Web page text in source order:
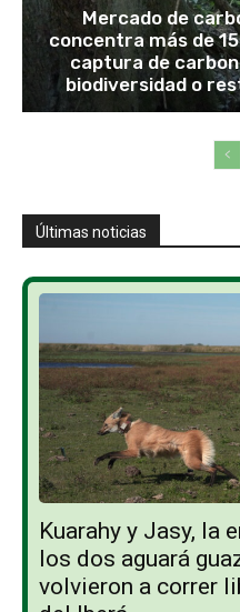
Mercado de
concentra más de
captura de
biodiversidad o
Últimas noticias
Kuarahy y Jasy, la
los dos aguará
volvieron a correr